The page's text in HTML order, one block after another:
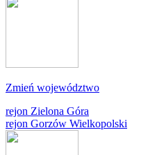
Zmień województwo
rejon Zielona Góra
rejon Gorzów Wielkopolski